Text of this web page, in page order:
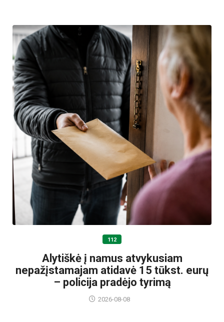
112
Alytiškė į namus atvykusiam
nepažįstamajam atidavė 15 tūkst. eurų
– policija pradėjo tyrimą
2026-08-08